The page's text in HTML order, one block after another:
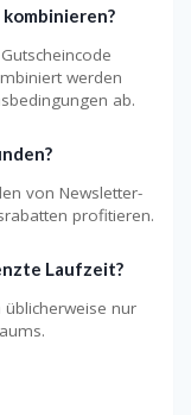
werden
ab.
von Newsletter-
profitieren.
Laufzeit?
üblicherweise nur